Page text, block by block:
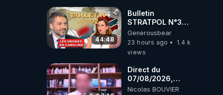
brigades
ukrainienne
44:48
Bulletin
STRATPOL N°302.
Armée des
drones, MS-21 en
série, missiles
07.08.2026.
Generousbear
23 hours ago
1.4 k
views
Direct du
07/08/2026,
présenté par
Nicolas BOUVIER